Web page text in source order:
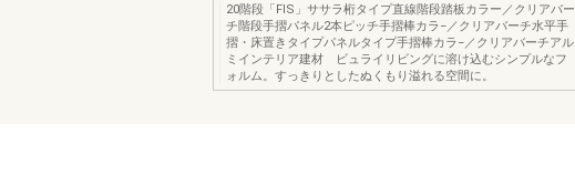
20階段「FIS」ササラ桁タイプ直線階段踏板カラー／クリアバー
チ階段手摺パネル2本ピッチ手摺棒カラ−／クリアバーチ水平手
摺・床置きタイプパネルタイプ手摺棒カラ−／クリアバーチアル
ミインテリア建材 ビュライリビングに溶け込むシンプルなフ
ォルム。すっきりとしたぬくもり溢れる空間に。